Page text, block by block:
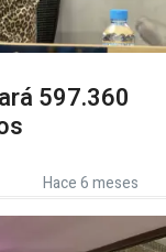
597.360
Hace 6 meses